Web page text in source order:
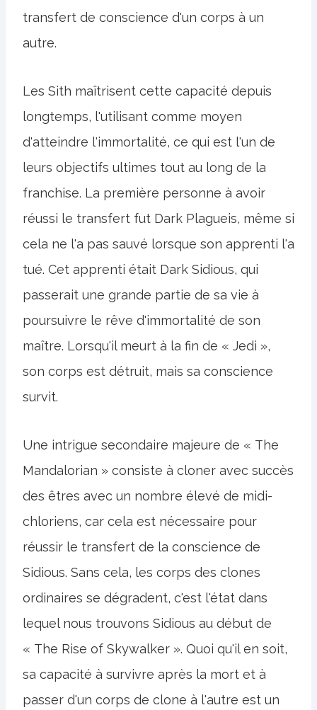
transfert de conscience d'un corps à un
autre.
Les Sith maîtrisent cette capacité depuis
longtemps, l'utilisant comme moyen
d'atteindre l'immortalité, ce qui est l'un de
leurs objectifs ultimes tout au long de la
franchise. La première personne à avoir
réussi le transfert fut Dark Plagueis, même si
cela ne l'a pas sauvé lorsque son apprenti l'a
tué. Cet apprenti était Dark Sidious, qui
passerait une grande partie de sa vie à
poursuivre le rêve d'immortalité de son
maître. Lorsqu'il meurt à la fin de « Jedi »,
son corps est détruit, mais sa conscience
survit.
Une intrigue secondaire majeure de « The
Mandalorian » consiste à cloner avec succès
des êtres avec un nombre élevé de midi-
chloriens, car cela est nécessaire pour
réussir le transfert de la conscience de
Sidious. Sans cela, les corps des clones
ordinaires se dégradent, c'est l'état dans
lequel nous trouvons Sidious au début de
« The Rise of Skywalker ». Quoi qu'il en soit,
sa capacité à survivre après la mort et à
passer d'un corps de clone à l'autre est un